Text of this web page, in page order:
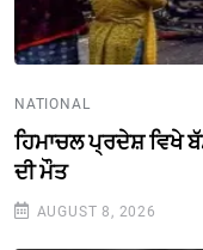
NATIONAL
ਹਿਮਾਚਲ ਪ੍ਰਦੇਸ਼ ਵਿਖੇ
ਦੀ ਮੌਤ
AUGUST 8, 2026